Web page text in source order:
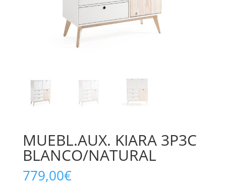
MUEBL.AUX. KIARA 3P3C
BLANCO/NATURAL
779,00€